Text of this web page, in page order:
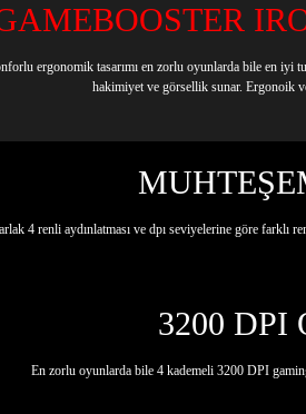
ergonomik tasarımı en zorlu oyunlarda bile en iyi
hakimiyet ve görsellik sunar. Ergonoik
4 renli aydınlatması ve dpı seviyelerine göre farklı
3200 DPI
En zorlu oyunlarda bile 4 kademeli 3200 DPI